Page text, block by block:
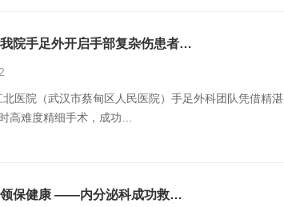
院手足外开启手部复杂伤患者…
医院（武汉市蔡甸区人民医院）手足外科团队凭借精湛
高难度精细手术，成功…
领保健康 ——内分泌科成功救…